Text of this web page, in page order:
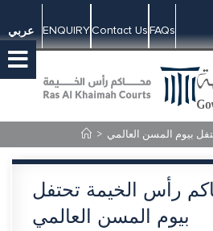
عربي ENQUIRYContact UsFAQs
> بيوم المسن العالمي
رأس الخيمة تحتفل
بيوم المسن العالمي